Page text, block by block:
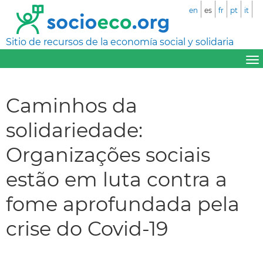
Sitio de recursos de la economía social y solidaria
en es fr pt it
Caminhos da
solidariedade:
Organizações sociais
estão em luta contra a
fome aprofundada pela
crise do Covid-19